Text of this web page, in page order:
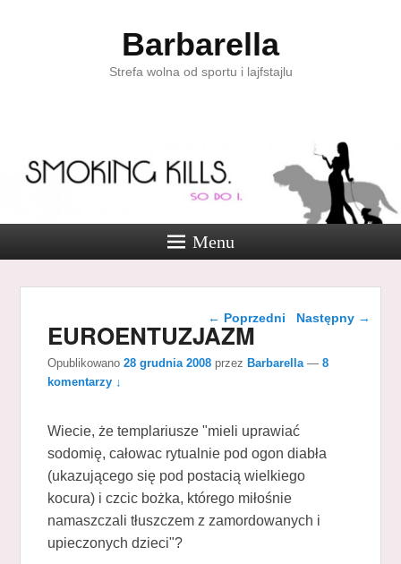
Barbarella
Strefa wolna od sportu i lajfstajlu
Menu
Nawigacja wpisu
← Poprzedni Następny →
EUROENTUZJAZM
Opublikowano28 grudnia 2008 przez Barbarella —8
komentarzy ↓
Wiecie, że templariusze "mieli uprawiać
sodomię, całowac rytualnie pod ogon diabła
(ukazującego się pod postacią wielkiego
kocura) i czcic bożka, którego miłośnie
namaszczali tłuszczem z zamordowanych i
upieczonych dzieci"?